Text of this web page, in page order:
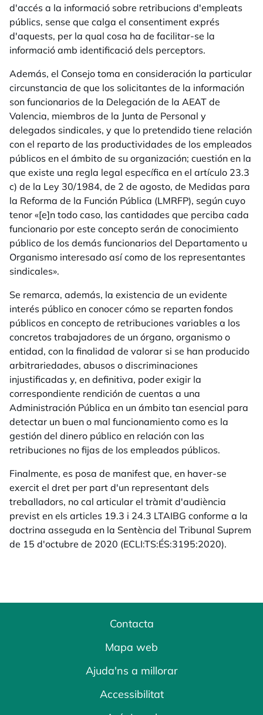
d'accés a la informació sobre retribucions d'empleats
públics, sense que calga el consentiment exprés
d'aquests, per la qual cosa ha de facilitar-se la
informació amb identificació dels perceptors.
Además, el Consejo toma en consideración la particular
circunstancia de que los solicitantes de la información
son funcionarios de la Delegación de la AEAT de
Valencia, miembros de la Junta de Personal y
delegados sindicales, y que lo pretendido tiene relación
con el reparto de las productividades de los empleados
públicos en el ámbito de su organización; cuestión en la
que existe una regla legal específica en el artículo 23.3
c) de la Ley 30/1984, de 2 de agosto, de Medidas para
la Reforma de la Función Pública (LMRFP), según cuyo
tenor «[e]n todo caso, las cantidades que perciba cada
funcionario por este concepto serán de conocimiento
público de los demás funcionarios del Departamento u
Organismo interesado así como de los representantes
sindicales».
Se remarca, además, la existencia de un evidente
interés público en conocer cómo se reparten fondos
públicos en concepto de retribuciones variables a los
concretos trabajadores de un órgano, organismo o
entidad, con la finalidad de valorar si se han producido
arbitrariedades, abusos o discriminaciones
injustificadas y, en definitiva, poder exigir la
correspondiente rendición de cuentas a una
Administración Pública en un ámbito tan esencial para
detectar un buen o mal funcionamiento como es la
gestión del dinero público en relación con las
retribuciones no fijas de los empleados públicos.
Finalmente, es posa de manifest que, en haver-se
exercit el dret per part d'un representant dels
treballadors, no cal articular el tràmit d'audiència
previst en els articles 19.3 i 24.3 LTAIBG conforme a la
doctrina asseguda en la Sentència del Tribunal Suprem
de 15 d'octubre de 2020 (ECLI:TS:ÉS:3195:2020).
Contacta
Mapa web
Ajuda'ns a millorar
Accessibilitat